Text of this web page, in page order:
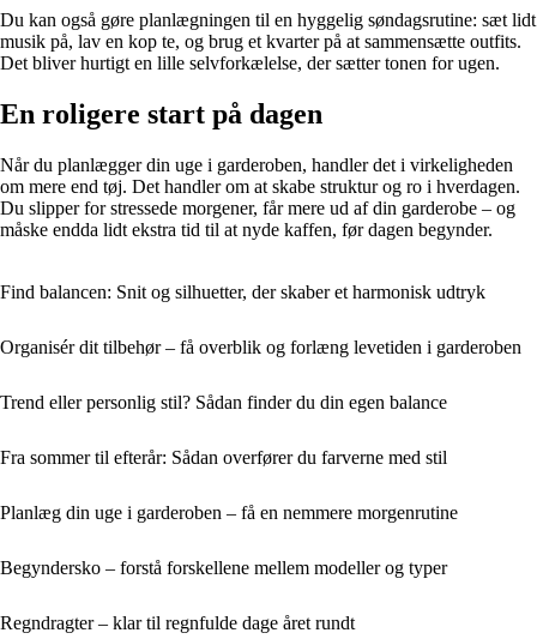
Du kan også gøre planlægningen til en hyggelig søndagsrutine: sæt lidt
musik på, lav en kop te, og brug et kvarter på at sammensætte outfits.
Det bliver hurtigt en lille selvforkælelse, der sætter tonen for ugen.
En roligere start på dagen
Når du planlægger din uge i garderoben, handler det i virkeligheden
om mere end tøj. Det handler om at skabe struktur og ro i hverdagen.
Du slipper for stressede morgener, får mere ud af din garderobe – og
måske endda lidt ekstra tid til at nyde kaffen, før dagen begynder.
Find balancen: Snit og silhuetter, der skaber et harmonisk udtryk
Organisér dit tilbehør – få overblik og forlæng levetiden i garderoben
Trend eller personlig stil? Sådan finder du din egen balance
Fra sommer til efterår: Sådan overfører du farverne med stil
Planlæg din uge i garderoben – få en nemmere morgenrutine
Begyndersko – forstå forskellene mellem modeller og typer
Regndragter – klar til regnfulde dage året rundt